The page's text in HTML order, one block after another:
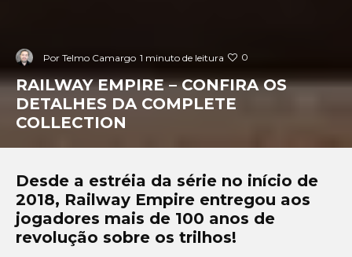
Por Telmo Camargo 1 minuto de leitura 0
RAILWAY EMPIRE – CONFIRA OS
DETALHES DA COMPLETE
COLLECTION
Desde a estréia da série no início de
2018, Railway Empire entregou aos
jogadores mais de 100 anos de
revolução sobre os trilhos!